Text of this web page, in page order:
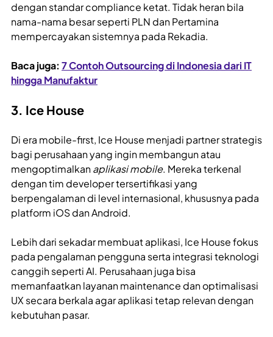
dengan standar compliance ketat. Tidak heran bila
nama-nama besar seperti PLN dan Pertamina
mempercayakan sistemnya pada Rekadia.
Baca juga: 7 Contoh Outsourcing di Indonesia dari IT
hingga Manufaktur
3. Ice House
Di era mobile-first, Ice House menjadi partner strategis
bagi perusahaan yang ingin membangun atau
mengoptimalkanaplikasi mobile. Mereka terkenal
dengan tim developer tersertifikasi yang
berpengalaman di level internasional, khususnya pada
platform iOS dan Android.
Lebih dari sekadar membuat aplikasi, Ice House fokus
pada pengalaman pengguna serta integrasi teknologi
canggih seperti AI. Perusahaan juga bisa
memanfaatkan layanan maintenance dan optimalisasi
UX secara berkala agar aplikasi tetap relevan dengan
kebutuhan pasar.